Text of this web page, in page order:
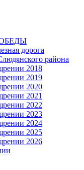
дорога
района
2018
2019
2020
2021
2022
2023
2024
2025
2026